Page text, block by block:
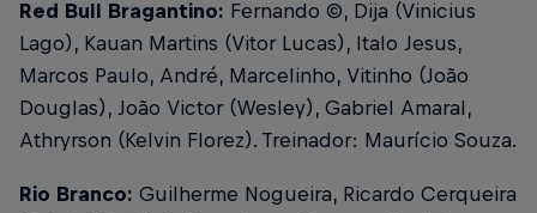
Red Bull Bragantino: Fernando ©, Dija (Vinicius
Lago), Kauan Martins (Vitor Lucas), Italo Jesus,
Marcos Paulo, André, Marcelinho, Vitinho (João
Douglas), João Victor (Wesley), Gabriel Amaral,
Athryrson (Kelvin Florez). Treinador: Maurício Souza.
Rio Branco: Guilherme Nogueira, Ricardo Cerqueira